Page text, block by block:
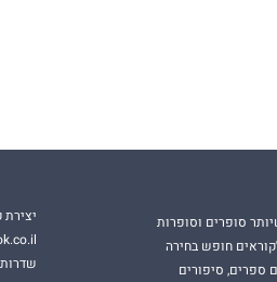
סופרים וסופרות
חופש בחירה
ספרים, סיפורים
שדרות